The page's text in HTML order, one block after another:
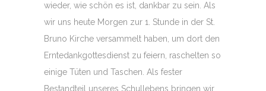
wieder, wie schön es ist, dankbar zu sein. Als
wir uns heute Morgen zur 1. Stunde in der St.
Bruno Kirche versammelt haben, um dort den
Erntedankgottesdienst zu feiern, raschelten so
einige Tüten und Taschen. Als fester
Bestandteil unseres Schullebens bringen wir